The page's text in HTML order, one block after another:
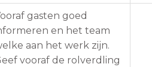
gasten goed
en het team
aan het werk zijn.
vooraf de rolverdling